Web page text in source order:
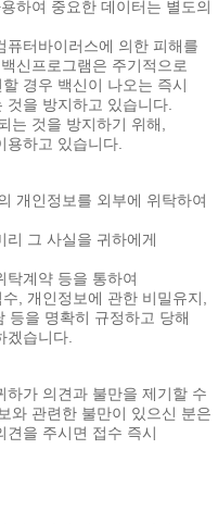
하여 중요한 데이터는 별도의
퓨터바이러스에 의한 피해를
신프로그램은 주기적으로
경우 백신이 나오는 즉시
것을 방지하고 있습니다.
는 것을 방지하기 위해,
용하고 있습니다.
개인정보를 외부에 위탁하여
리 그 사실을 귀하에게
탁계약 등을 통하여
, 개인정보에 관한 비밀유지,
등을 명확히 규정하고 당해
겠습니다.
하가 의견과 불만을 제기할 수
와 관련한 불만이 있으신 분은
견을 주시면 접수 즉시